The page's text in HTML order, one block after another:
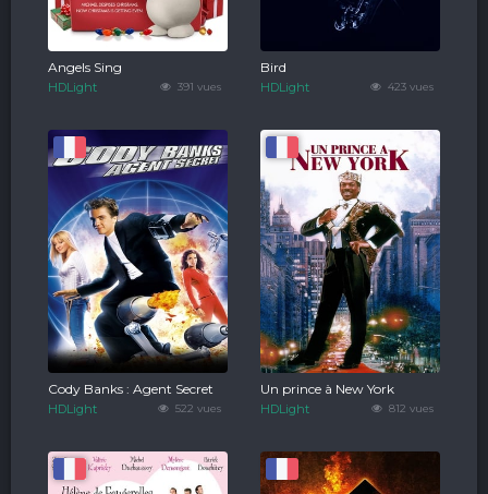
391 vues
Angels Sing
HDLight 423 vues
Bird
HDLight
522 vues
Cody Banks : Agent Secret
HDLight 812 vues
Un prince à New York
HDLight